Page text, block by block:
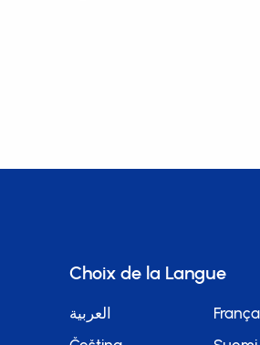
Choix de la Langue
العربية